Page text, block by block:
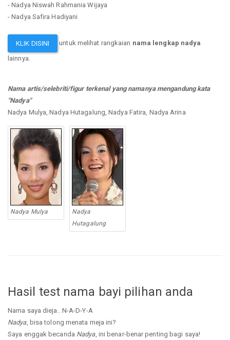
- Nadya Niswah Rahmania Wijaya
- Nadya Safira Hadiyani
KLIK DISINI untuk melihat rangkaian nama lengkap nadya
lainnya.
Nama artis/selebriti/figur terkenal yang namanya mengandung kata
"Nadya"
Nadya Mulya, Nadya Hutagalung, Nadya Fatira, Nadya Arina
Nadya Mulya
Nadya
Hutagalung
Hasil test nama bayi pilihan anda
Nama saya dieja.. N-A-D-Y-A
Nadya, bisa tolong menata meja ini?
Saya enggak becanda Nadya, ini benar-benar penting bagi saya!